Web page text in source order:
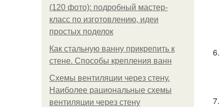
(120 фото): подробный мастер-
класс по изготовлению, идеи
простых поделок
Как стальную ванну прикрепить к
стене. Способы крепления ванн
Схемы вентиляции через стену.
Наиболее рациональные схемы
вентиляции через стену